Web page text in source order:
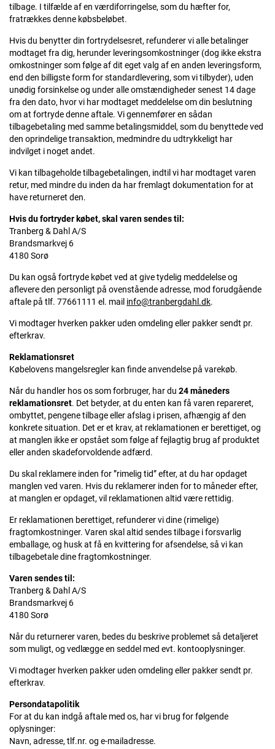
tilbage. I tilfælde af en værdiforringelse, som du hæfter for,
fratrækkes denne købsbeløbet.
Hvis du benytter din fortrydelsesret, refunderer vi alle betalinger
modtaget fra dig, herunder leveringsomkostninger (dog ikke ekstra
omkostninger som følge af dit eget valg af en anden leveringsform,
end den billigste form for standardlevering, som vi tilbyder), uden
unødig forsinkelse og under alle omstændigheder senest 14 dage
fra den dato, hvor vi har modtaget meddelelse om din beslutning
om at fortryde denne aftale. Vi gennemfører en sådan
tilbagebetaling med samme betalingsmiddel, som du benyttede ved
den oprindelige transaktion, medmindre du udtrykkeligt har
indvilget i noget andet.
Vi kan tilbageholde tilbagebetalingen, indtil vi har modtaget varen
retur, med mindre du inden da har fremlagt dokumentation for at
have returneret den.
Hvis du fortryder købet, skal varen sendes til:
Tranberg & Dahl A/S
Brandsmarkvej 6
4180 Sorø
Du kan også fortryde købet ved at give tydelig meddelelse og
aflevere den personligt på ovenstående adresse, mod forudgående
aftale på tlf. 77661111 el. mail info@tranbergdahl.dk.
Vi modtager hverken pakker uden omdeling eller pakker sendt pr.
efterkrav.
Reklamationsret
Købelovens mangelsregler kan finde anvendelse på varekøb.
Når du handler hos os som forbruger, har du 24 måneders
reklamationsret. Det betyder, at du enten kan få varen repareret,
ombyttet, pengene tilbage eller afslag i prisen, afhængig af den
konkrete situation. Det er et krav, at reklamationen er berettiget, og
at manglen ikke er opstået som følge af fejlagtig brug af produktet
eller anden skadeforvoldende adfærd.
Du skal reklamere inden for ”rimelig tid” efter, at du har opdaget
manglen ved varen. Hvis du reklamerer inden for to måneder efter,
at manglen er opdaget, vil reklamationen altid være rettidig.
Er reklamationen berettiget, refunderer vi dine (rimelige)
fragtomkostninger. Varen skal altid sendes tilbage i forsvarlig
emballage, og husk at få en kvittering for afsendelse, så vi kan
tilbagebetale dine fragtomkostninger.
Varen sendes til:
Tranberg & Dahl A/S
Brandsmarkvej 6
4180 Sorø
Når du returnerer varen, bedes du beskrive problemet så detaljeret
som muligt, og vedlægge en seddel med evt. kontooplysninger.
Vi modtager hverken pakker uden omdeling eller pakker sendt pr.
efterkrav.
Persondatapolitik
For at du kan indgå aftale med os, har vi brug for følgende
oplysninger:
Navn, adresse, tlf.nr. og e-mailadresse.